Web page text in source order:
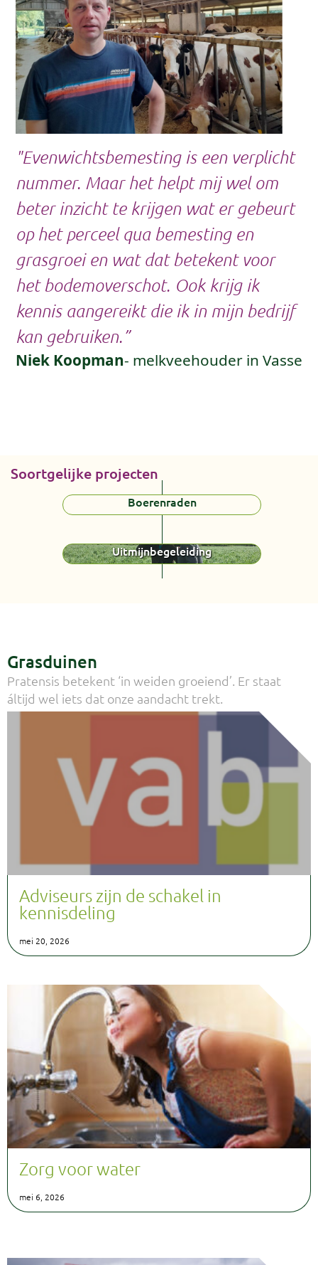
"Evenwichtsbemesting is een verplicht
nummer. Maar het helpt mij wel om
beter inzicht te krijgen wat er gebeurt
op het perceel qua bemesting en
grasgroei en wat dat betekent voor
het bodemoverschot. Ook krijg ik
kennis aangereikt die ik in mijn bedrijf
kan gebruiken.”
Niek Koopman- melkveehouder in Vasse
Soortgelijke projecten
Boerenraden
Uitmijnbegeleiding
Grasduinen
Pratensis betekent ‘in weiden groeiend’. Er staat
áltijd wel iets dat onze aandacht trekt.
Adviseurs zijn de schakel in
kennisdeling
mei 20, 2026
Zorg voor water
mei 6, 2026